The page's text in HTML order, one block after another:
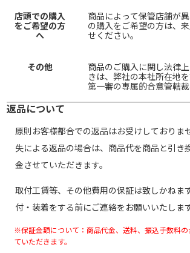
店頭での購入
をご希望の方
へ
商品によって保管店舗が
の購入をご希望の方は、
せください。
その他
商品のご購入に関し法律
きは、弊社の本社所在地
第一審の専属的合意管轄裁
返品について
原則お客様都合での返品はお受けしておりま
失による返品の場合は、商品代を商品と引き
金させていただきます。
取付工賃等、その他費用の保証は致しかねま
付・装着をする前にご連絡をお願いいたします
※保証金額について：商品代金、送料、振込手数料
ていただきます。